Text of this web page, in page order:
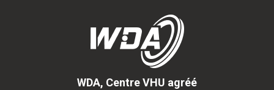
WDA, Centre VHU agréé